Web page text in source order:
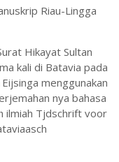
Riau-Lingga
Hikayat Sultan
kali di Batavia pada
menggunakan
nya bahasa
ilmiah Tjdschrift voor